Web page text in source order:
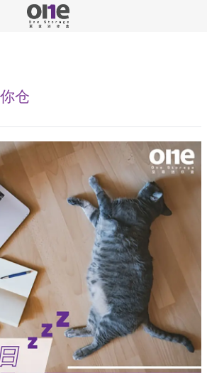
仓